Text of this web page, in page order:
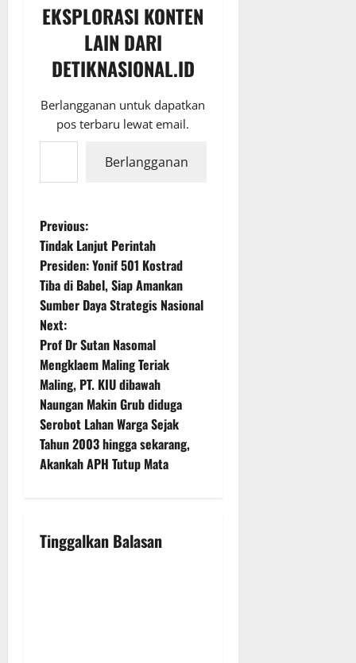
EKSPLORASI KONTEN
LAIN DARI
DETIKNASIONAL.ID
Berlangganan untuk dapatkan
pos terbaru lewat email.
Ketikkan email Anda...
Berlangganan
P
o
s
t
n
a
v
i
a
Previous:
Tindak Lanjut Perintah
Presiden: Yonif 501 Kostrad
Tiba di Babel, Siap Amankan
Sumber Daya Strategis Nasional
Next:
Prof Dr Sutan Nasomal
Mengklaem Maling Teriak
Maling, PT. KIU dibawah
Naungan Makin Grub diduga
Serobot Lahan Warga Sejak
Tahun 2003 hingga sekarang,
Akankah APH Tutup Mata
Tinggalkan Balasan